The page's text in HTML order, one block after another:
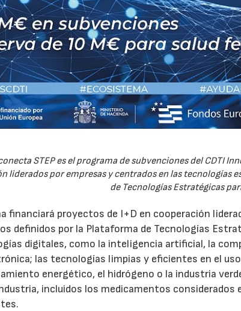
STEP es el programa de subvenciones del CDTI
liderados por empresas y centrados en las tecnologías
de Tecnologías Estratégicas
financiará proyectos de I+D en cooperación
definidos por la Plataforma de Tecnologías
digitales, como la inteligencia artificial, la
las tecnologías limpias y eficientes en el
energético, el hidrógeno o la industria
incluidos los medicamentos considerados